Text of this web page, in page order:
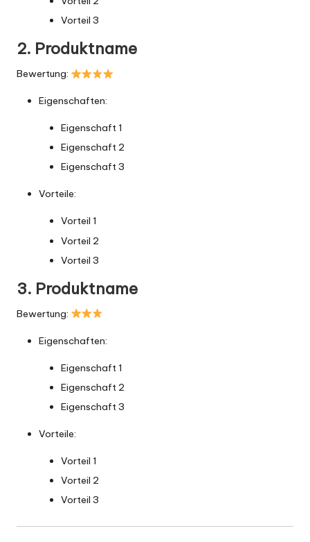
Vorteil 3
2. Produktname
Bewertung:
Eigenschaften:
Eigenschaft 1
Eigenschaft 2
Eigenschaft 3
Vorteile:
Vorteil 1
Vorteil 2
Vorteil 3
3. Produktname
Bewertung:
Eigenschaften:
Eigenschaft 1
Eigenschaft 2
Eigenschaft 3
Vorteile:
Vorteil 1
Vorteil 2
Vorteil 3